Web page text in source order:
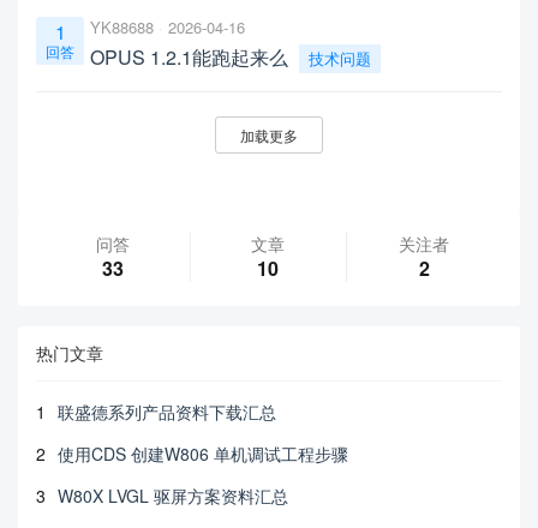
1
回答
YK88688 2026-04-16
OPUS 1.2.1能跑起来么 技术问题
加载更多
问答
33
文章
10
关注者
2
热门文章
1
联盛德系列产品资料下载汇总
2 使用CDS 创建W806 单机调试工程步骤
3 W80X LVGL 驱屏方案资料汇总